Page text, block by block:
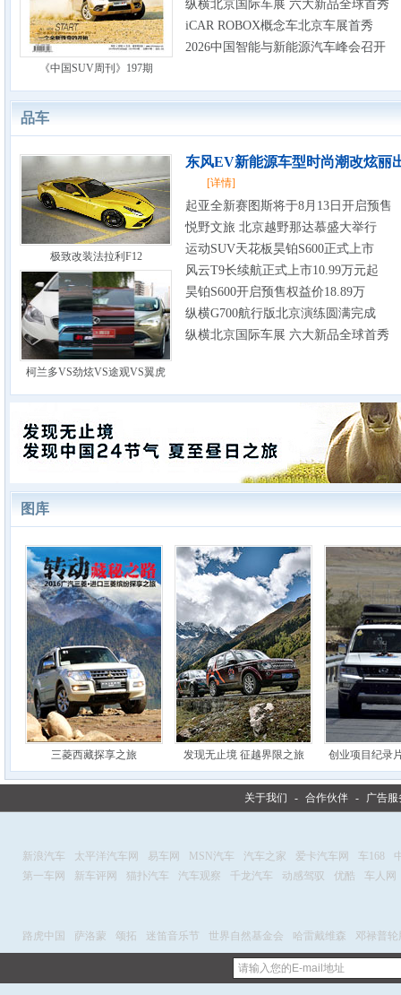
《中国SUV周刊》197期
纵横北京国际车展 六大新品全球首秀
iCAR ROBOX概念车北京车展首秀
2026中国智能与新能源汽车峰会召开
品车
极致改装法拉利F12
柯兰多VS劲炫VS途观VS翼虎
东风EV新能源车型时尚潮改炫丽
[详情]
起亚全新赛图斯将于8月13日开启预售
悦野文旅 北京越野那达慕盛大举行
运动SUV天花板昊铂S600正式上市
风云T9长续航正式上市10.99万元起
昊铂S600开启预售权益价18.89万
纵横G700航行版北京演练圆满完成
纵横北京国际车展 六大新品全球首秀
图库
三菱西藏探享之旅 发现无止境 征越界限之旅 创业项目纪录
关于我们 - 合作伙伴 - 广告服
新浪汽车 太平洋汽车网 易车网 MSN汽车 汽车之家 爱卡汽车网 车168
第一车网
新车评网 猫扑汽车 汽车观察 千龙汽车 动感驾驭 优酷 车人网
路虎中国 萨洛蒙 颂拓 迷笛音乐节 世界自然基金会 哈雷戴维森 邓禄普轮